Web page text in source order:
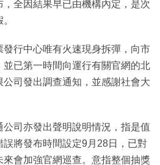
全因結果早已由機構內定，是次
行中心唯有火速現身拆彈，向市
並已第一時間向運行有關官網的北
司發出調查通知，並感謝社會大
司亦發出聲明說明情況，指是值
將發布時間設定9月28日，已對
會加強官網巡查。意指整個抽獎